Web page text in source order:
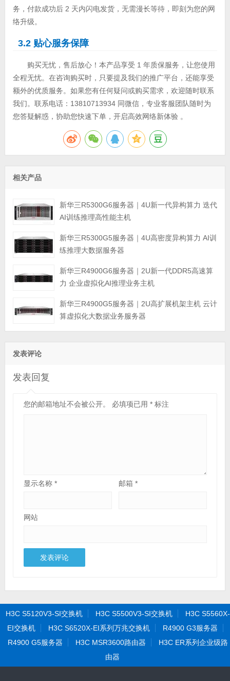
务，付款成功后 2 天内闪电发货，无需漫长等待，即刻为您的网
络升级。
3.2 贴心服务保障
购买无忧，售后放心！本产品享受 1 年质保服务，让您使用
全程无忧。在咨询购买时，只要提及我们的推广平台，还能享受
额外的优质服务。如果您有任何疑问或购买需求，欢迎随时联系
我们。联系电话：13810713934 同微信，专业客服团队随时为
您答疑解惑，协助您快速下单，开启高效网络新体验 。
相关产品
新华三R5300G6服务器｜4U新一代异构算力 迭代
AI训练推理高性能主机
新华三R5300G5服务器｜4U高密度异构算力 AI训
练推理大数据服务器
新华三R4900G6服务器｜2U新一代DDR5高速算
力 企业虚拟化AI推理业务主机
新华三R4900G5服务器｜2U高扩展机架主机 云计
算虚拟化大数据业务服务器
发表评论
发表回复
您的邮箱地址不会被公开。 必填项已用 *标注
显示名称 * 邮箱*
网站
H3C S5120V3-SI交换机 H3C S5500V3-SI交换机
H3C S5560X-
EI交换机
H3C S6520X-EI系列万兆交换机
R4900 G3服务器
R4900 G5服务器
H3C MSR3600路由器
H3C ER系列企业级路
由器